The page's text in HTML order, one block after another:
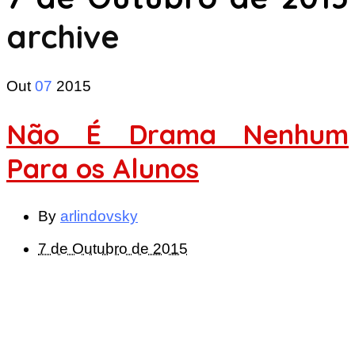
archive
Out 07 2015
Não É Drama Nenhum
Para os Alunos
By arlindovsky
7 de Outubro de 2015